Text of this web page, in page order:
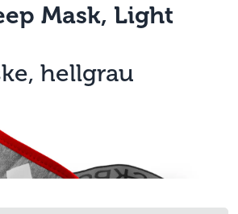
Mask, Light
hellgrau